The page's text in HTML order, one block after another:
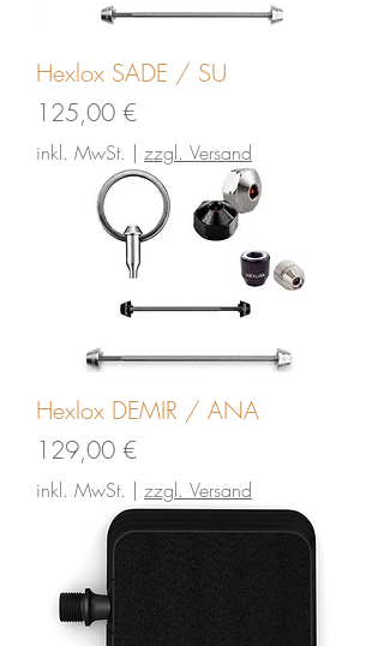
Hexlox SADE / SU
Preis
125,00 €
inkl. MwSt. | zzgl. Versand
Hexlox DEMIR / ANA
Preis
129,00 €
inkl. MwSt. | zzgl. Versand